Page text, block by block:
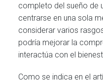
completo del sueño de
centrarse en una sola
considerar varios
podría mejorar la
interactúa con el
Como se indica en el